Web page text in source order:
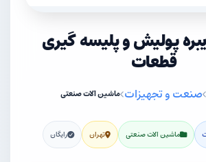
پولیش و پلیسه گیری
قطعات
صنعت و تجهیزات ماشین آلات صنعتی
ماشین آلات صنعتی تهران رایگان